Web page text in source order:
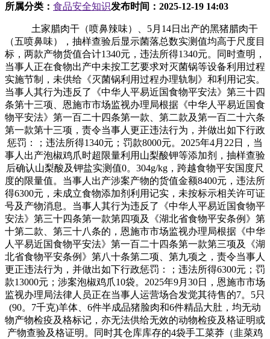
所属分类： 食品安全知识发布时间： 2025-12-19 14:03
土家腊肉干（喷鼻辣味）、5月14日出产的黑猪腊肉干
（五喷鼻味），抽样查验后显示菌落总数实测值均高于尺度目
标，两款产物货值合计1340元，违法所得1340元。同时查明，
当事人正在食物出产中未按工艺要求对灭菌锅等设备利用过程
实施节制，未供给《灭菌锅利用过程办理轨制》和利用记实。
当事人其行为违反了《中华人平易近国食物平安法》第三十四
条第十三项、恩施市市场监视办理局根据《中华人平易近国食
物平安法》第一百二十四条第一款、第二款及第一百二十六条
第一款第十三项，责令当事人更正违法行为，并做出如下行政
惩罚：；违法所得1340元；罚款8000元。2025年4月22日，当
事人出产泡椒鸡爪时超限量利用山梨酸钾等添加剂，抽样查验
后确认山梨酸及钾盐实测值0。304g/kg，跨越食物平安国度尺
度的限量值。当事人出产涉案产物的货值金额8400元，违法所
得6300元，未成立食物添加剂利用记实，未按标示相关许可证
号及产物消息。当事人其行为违反了《中华人平易近国食物平
安法》第三十四条第一款第四项及《湖北省食物平安条例》第
十第二款、第三十八条的，恩施市市场监视办理局根据《中华
人平易近国食物平安法》第一百二十四条第一款第三项及《湖
北省食物平安条例》第八十条第二项、第九项之，责令当事人
更正违法行为，并做出如下行政惩罚：；违法所得6300元；罚
款13000元；涉案泡椒鸡爪10袋。2025年9月30日，恩施市市场
监视办理局法律人员正在当事人运营场合发觉其待售的7。5只
(90。7千克)羊体、6件半成品猪脸肉和6件精品大肚，均无动
物产物检疫及格标记，亦无法供给无效的动物检疫及格证明或
产物查验及格证明。同时其仓库库存的4袋手工菜莽（韭菜鸡